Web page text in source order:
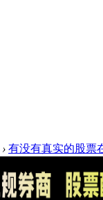
› 有没有真实的股票